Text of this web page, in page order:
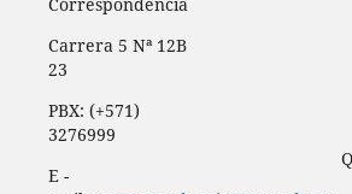
Correspondencia
Carrera 5 Nª 12B
23
PBX: (+571)
3276999
E -